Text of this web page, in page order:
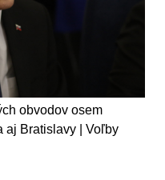
obvodov osem
aj Bratislavy | Voľby